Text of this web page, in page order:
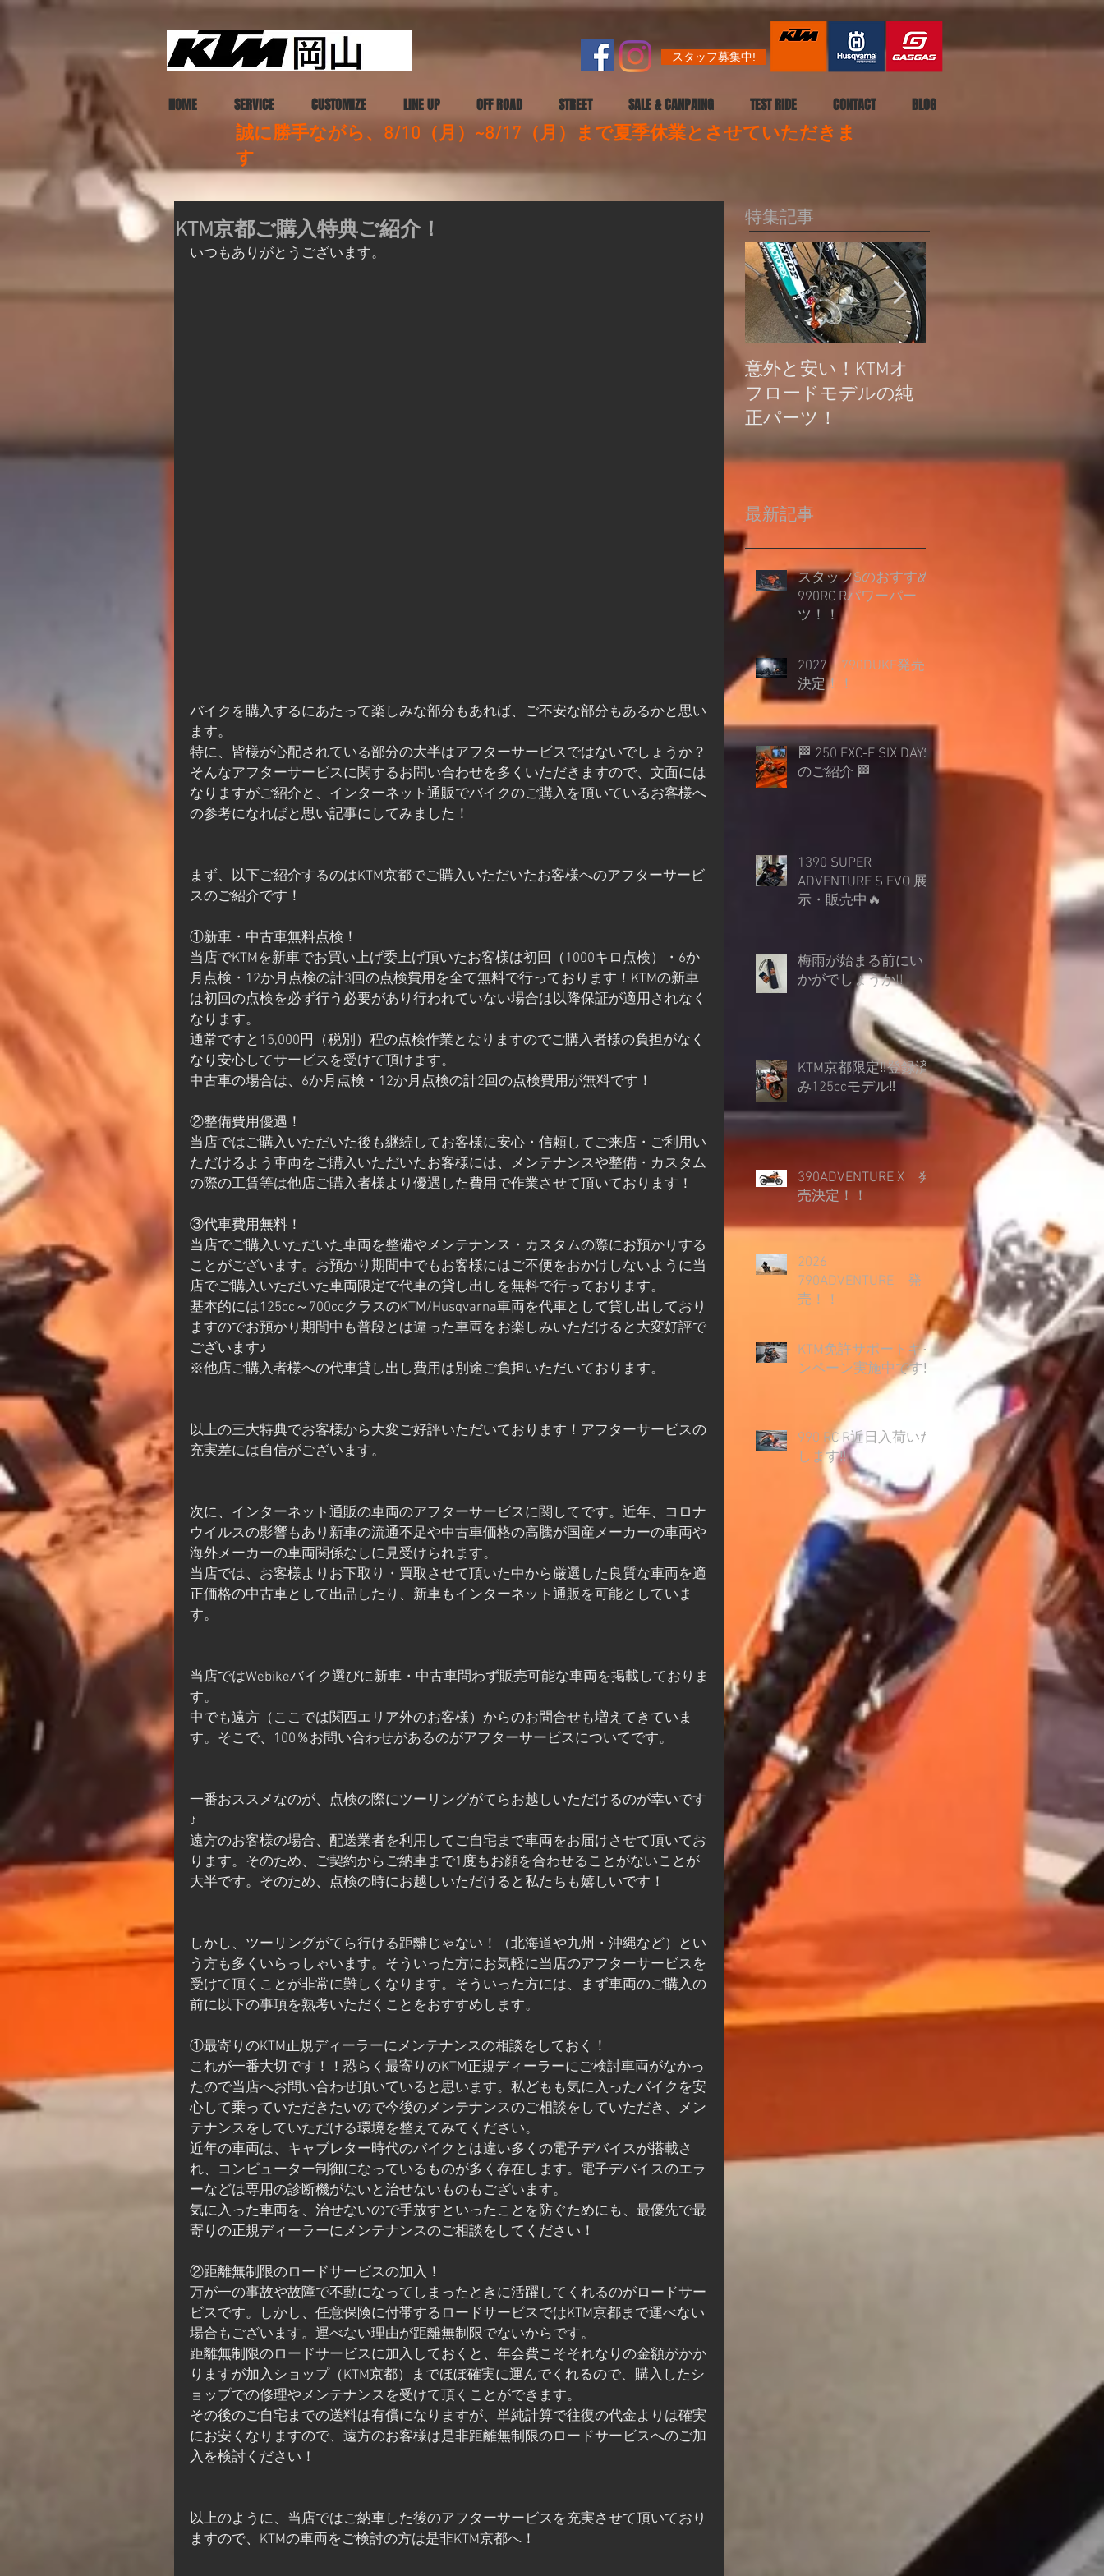
スタッフ募集中!
HOME SERVICE CUSTOMIZE LINE UP OFF ROAD STREET SALE & CANPAING TEST RIDE CONTACT BLOG
誠に勝手ながら、8/10（月）~8/17（月）まで夏季休業とさせていただきま
す
KTM京都ご購入特典ご紹介！
いつもありがとうございます。
バイクを購入するにあたって楽しみな部分もあれば、ご不安な部分もあるかと思い
ます。
特に、皆様が心配されている部分の大半はアフターサービスではないでしょうか？
そんなアフターサービスに関するお問い合わせを多くいただきますので、文面には
なりますがご紹介と、インターネット通販でバイクのご購入を頂いているお客様へ
の参考になればと思い記事にしてみました！
まず、以下ご紹介するのはKTM京都でご購入いただいたお客様へのアフターサービ
スのご紹介です！
①新車・中古車無料点検！
当店でKTMを新車でお買い上げ委上げ頂いたお客様は初回（1000キロ点検）・6か
月点検・12か月点検の計3回の点検費用を全て無料で行っております！KTMの新車
は初回の点検を必ず行う必要があり行われていない場合は以降保証が適用されなく
なります。
通常ですと15,000円（税別）程の点検作業となりますのでご購入者様の負担がなく
なり安心してサービスを受けて頂けます。
中古車の場合は、6か月点検・12か月点検の計2回の点検費用が無料です！
②整備費用優遇！
当店ではご購入いただいた後も継続してお客様に安心・信頼してご来店・ご利用い
ただけるよう車両をご購入いただいたお客様には、メンテナンスや整備・カスタム
の際の工賃等は他店ご購入者様より優遇した費用で作業させて頂いております！
③代車費用無料！
当店でご購入いただいた車両を整備やメンテナンス・カスタムの際にお預かりする
ことがございます。お預かり期間中でもお客様にはご不便をおかけしないように当
店でご購入いただいた車両限定で代車の貸し出しを無料で行っております。
基本的には125cc～700ccクラスのKTM/Husqvarna車両を代車として貸し出しており
ますのでお預かり期間中も普段とは違った車両をお楽しみいただけると大変好評で
ございます♪
※他店ご購入者様への代車貸し出し費用は別途ご負担いただいております。
以上の三大特典でお客様から大変ご好評いただいております！アフターサービスの
充実差には自信がございます。
次に、インターネット通販の車両のアフターサービスに関してです。近年、コロナ
ウイルスの影響もあり新車の流通不足や中古車価格の高騰が国産メーカーの車両や
海外メーカーの車両関係なしに見受けられます。
当店では、お客様よりお下取り・買取させて頂いた中から厳選した良質な車両を適
正価格の中古車として出品したり、新車もインターネット通販を可能としていま
す。
当店ではWebikeバイク選びに新車・中古車問わず販売可能な車両を掲載しておりま
す。
中でも遠方（ここでは関西エリア外のお客様）からのお問合せも増えてきていま
す。そこで、100％お問い合わせがあるのがアフターサービスについてです。
一番おススメなのが、点検の際にツーリングがてらお越しいただけるのが幸いです
♪
遠方のお客様の場合、配送業者を利用してご自宅まで車両をお届けさせて頂いてお
ります。そのため、ご契約からご納車まで1度もお顔を合わせることがないことが
大半です。そのため、点検の時にお越しいただけると私たちも嬉しいです！
しかし、ツーリングがてら行ける距離じゃない！（北海道や九州・沖縄など）とい
う方も多くいらっしゃいます。そういった方にお気軽に当店のアフターサービスを
受けて頂くことが非常に難しくなります。そういった方には、まず車両のご購入の
前に以下の事項を熟考いただくことをおすすめします。
①最寄りのKTM正規ディーラーにメンテナンスの相談をしておく！
これが一番大切です！！恐らく最寄りのKTM正規ディーラーにご検討車両がなかっ
たので当店へお問い合わせ頂いていると思います。私どもも気に入ったバイクを安
心して乗っていただきたいので今後のメンテナンスのご相談をしていただき、メン
テナンスをしていただける環境を整えてみてください。
近年の車両は、キャブレター時代のバイクとは違い多くの電子デバイスが搭載さ
れ、コンピューター制御になっているものが多く存在します。電子デバイスのエラ
ーなどは専用の診断機がないと治せないものもございます。
気に入った車両を、治せないので手放すといったことを防ぐためにも、最優先で最
寄りの正規ディーラーにメンテナンスのご相談をしてください！
②距離無制限のロードサービスの加入！
万が一の事故や故障で不動になってしまったときに活躍してくれるのがロードサー
ビスです。しかし、任意保険に付帯するロードサービスではKTM京都まで運べない
場合もございます。運べない理由が距離無制限でないからです。
距離無制限のロードサービスに加入しておくと、年会費こそそれなりの金額がかか
りますが加入ショップ（KTM京都）までほぼ確実に運んでくれるので、購入したシ
ョップでの修理やメンテナンスを受けて頂くことができます。
その後のご自宅までの送料は有償になりますが、単純計算で往復の代金よりは確実
にお安くなりますので、遠方のお客様は是非距離無制限のロードサービスへのご加
入を検討ください！
以上のように、当店ではご納車した後のアフターサービスを充実させて頂いており
ますので、KTMの車両をご検討の方は是非KTM京都へ！
特集記事
意外と安い！KTMオ
フロードモデルの純
正パーツ！
最新記事
スタッフSのおすすめ
990RC Rパワーパー
ツ！！
2027 790DUKE発売
決定！！
🏁 250 EXC-F SIX DAYS
のご紹介 🏁
1390 SUPER
ADVENTURE S EVO 展
示・販売中🔥
梅雨が始まる前にい
かがでしょうか︎!!
KTM京都限定‼登録済
み125ccモデル‼
390ADVENTURE X 発
売決定！！
2026
790ADVENTURE 発
売！！
KTM免許サポートキャ
ンペーン実施中です‼
990 RC R近日入荷いた
します‼